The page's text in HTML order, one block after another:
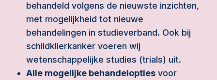
behandeld volgens de nieuwste inzichten,
met mogelijkheid tot nieuwe
behandelingen in studieverband. Ook bij
schildklierkanker voeren wij
wetenschappelijke studies (trials) uit.
Alle mogelijke behandelopties voor